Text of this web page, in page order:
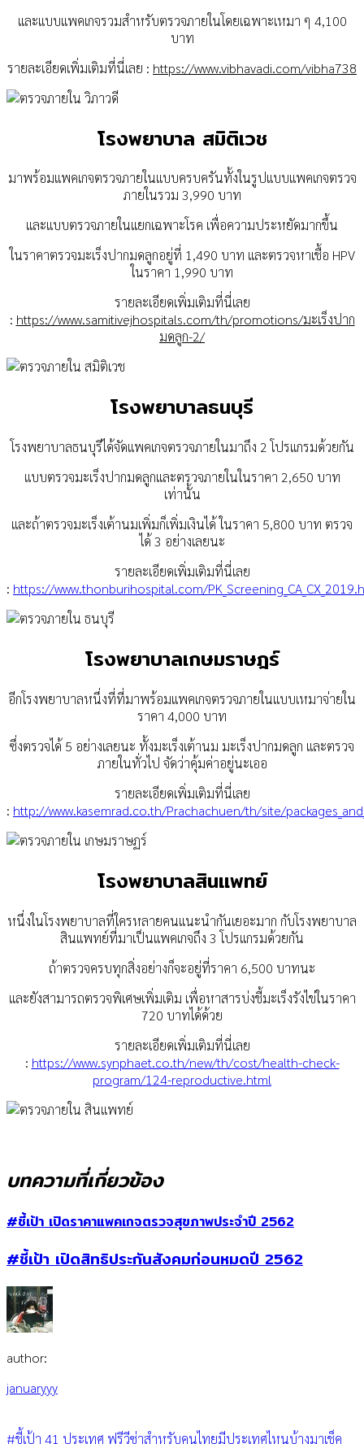
และแบบแพคเกจรวมสำหรับตรวจภายในโดยเฉพาะเหมา ๆ 4,100
บาท
รายละเอียดเพิ่มเติมที่นี่เลย : https://www.vibhavadi.com/vibha738
โรงพยาบาล สมิติเวช
มาพร้อมแพคเกจตรวจภายในแบบครบครันทั้งในรูปแบบแพคเกจตรวจ
ภายในรวม 3,990 บาท
และแบบตรวจภายในแยกเฉพาะโรค เพื่อความประหยัดมากขึ้น
ในราคาตรวจมะเร็งปากมดลูกอยู่ที่ 1,490 บาท และตรวจหาเชื้อ HPV
ในราคา 1,990 บาท
รายละเอียดเพิ่มเติมที่นี่เลย
: https://www.samitivejhospitals.com/th/promotions/มะเร็งปาก
มดลูก-2/
โรงพยาบาลธนบุรี
โรงพยาบาลธนบุรีได้จัดแพคเกจตรวจภายในมาถึง 2 โปรแกรมด้วยกัน
แบบตรวจมะเร็งปากมดลูกและตรวจภายในในราคา 2,650 บาท
เท่านั้น
และถ้าตรวจมะเร็งเต้านมเพิ่มก็เพิ่มเงินได้ ในราคา 5,800 บาท ตรวจ
ได้ 3 อย่างเลยนะ
รายละเอียดเพิ่มเติมที่นี่เลย
: https://www.thonburihospital.com/
โรงพยาบาลเกษมราษฎร์
อีกโรงพยาบาลหนึ่งที่ที่มาพร้อมแพคเกจตรวจภายในแบบเหมาจ่ายใน
ราคา 4,000 บาท
ซึ่งตรวจได้ 5 อย่างเลยนะ ทั้งมะเร็งเต้านม มะเร็งปากมดลูก และตรวจ
ภายในทั่วไป จัดว่าคุ้มค่าอยู่นะเออ
รายละเอียดเพิ่มเติมที่นี่เลย
: http://www.kasemrad.co.th/Prachachuen/th/site/
โรงพยาบาลสินแพทย์
หนึ่งในโรงพยาบาลที่ใครหลายคนแนะนำกันเยอะมาก กับโรงพยาบาล
สินแพทย์ที่มาเป็นแพคเกจถึง 3 โปรแกรมด้วยกัน
ถ้าตรวจครบทุกสิ่งอย่างก็จะอยู่ที่ราคา 6,500 บาทนะ
และยังสามารถตรวจพิเศษเพิ่มเติม เพื่อหาสารบ่งชี้มะเร็งรังไข่ในราคา
720 บาทได้ด้วย
รายละเอียดเพิ่มเติมที่นี่เลย
: https://www.synphaet.co.th/new/th/cost/health-check-
program/124-reproductive.html
บทความที่เกี่ยวข้อง
#ชี้เป้า เปิดราคาแพคเกจตรวจสุขภาพประจำปี 2562
#ชี้เป้า เปิดสิทธิประกันสังคมก่อนหมดปี 2562
author:
januaryyy
#ชี้เป้า 41 ประเทศ ฟรีวีซ่าสำหรับคนไทยมีประเทศไหนบ้างมาเช็ค